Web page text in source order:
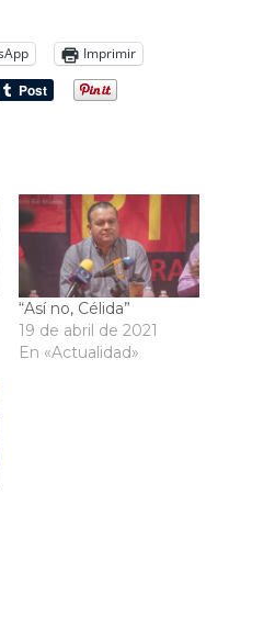
Imprimir
“Así no, Célida”
19 de abril de 2021
En «Actualidad»